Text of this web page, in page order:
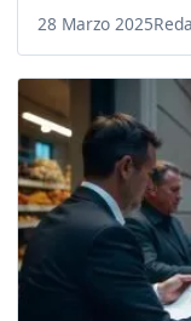
28 Marzo 2025